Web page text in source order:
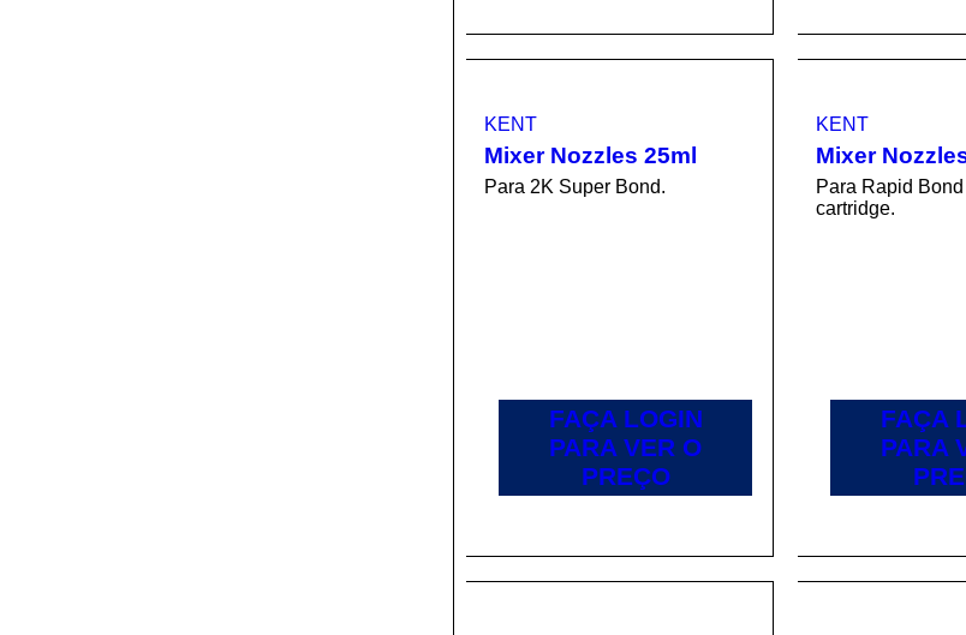
KENT
Mixer Nozzles 25ml
Para 2K Super Bond.
FAÇA LOGIN
PARA VER O
PREÇO
KENT
Mixer
Para Rapid Bond
cartridge.
FAÇA
PARA